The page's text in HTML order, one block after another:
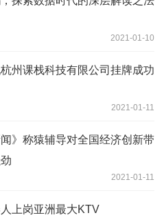
2021-01-10
州课栈科技有限公司挂牌成功
2021-01-11
闻》称猿辅导对全国经济创新带
2021-01-11
上岗亚洲最大KTV